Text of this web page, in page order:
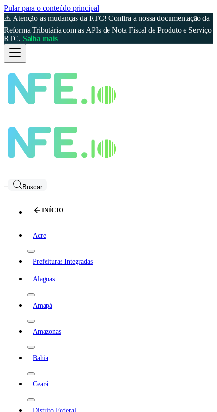
Pular para o conteúdo principal
⚠️ Atenção as mudanças da RTC! Confira a nossa documentação da
Reforma Tributária com as APIs de Nota Fiscal de Produto e Serviço
RTC. Saiba mais
Buscar
INÍCIO
Acre
Prefeituras Integradas
Alagoas
Amapá
Amazonas
Bahia
Ceará
Distrito Federal